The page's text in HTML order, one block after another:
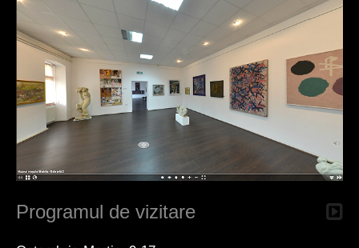
Programul de vizitare